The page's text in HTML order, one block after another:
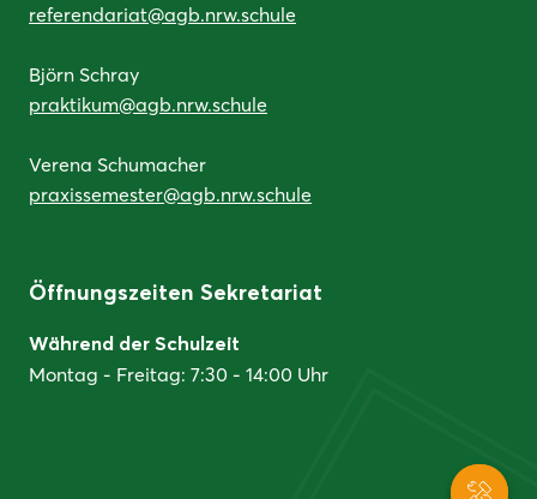
referendariat@agb.nrw.schule
Björn Schray
praktikum@agb.nrw.schule
Verena Schumacher
praxissemester@agb.nrw.schule
Öffnungszeiten Sekretariat
Während der Schulzeit
Montag - Freitag: 7:30 - 14:00 Uhr